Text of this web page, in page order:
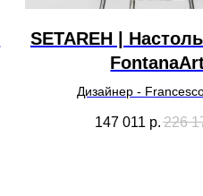
SETAREH |
Дизайнер -
147 011 р. 226